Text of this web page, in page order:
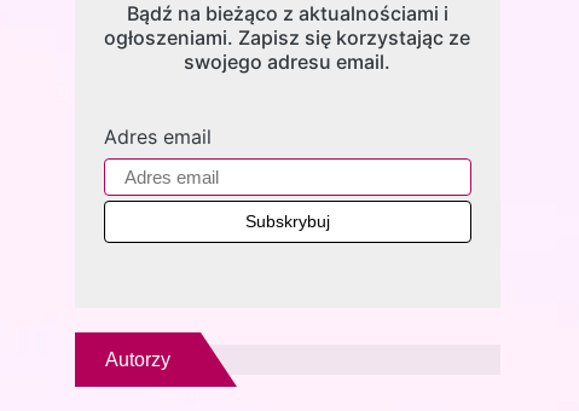
Bądź na bieżąco z aktualnościami i
ogłoszeniami. Zapisz się korzystając ze
swojego adresu email.
Adres email
Autorzy